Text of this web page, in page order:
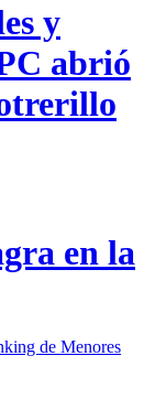
y
abrió
en la